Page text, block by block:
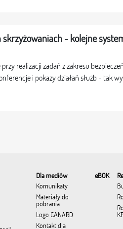
- kolejne
realizacji zadań z zakresu
i pokazy działań służb - tak
Dla mediów
Komunikaty
Materiały do
pobrania
Logo CANARD
Kontakt dla
eBOK